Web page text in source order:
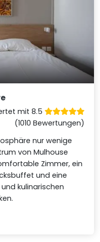
mit 8.5
(1010 Bewertungen)
nur wenige
von Mulhouse
Zimmer, ein
und eine
kulinarischen